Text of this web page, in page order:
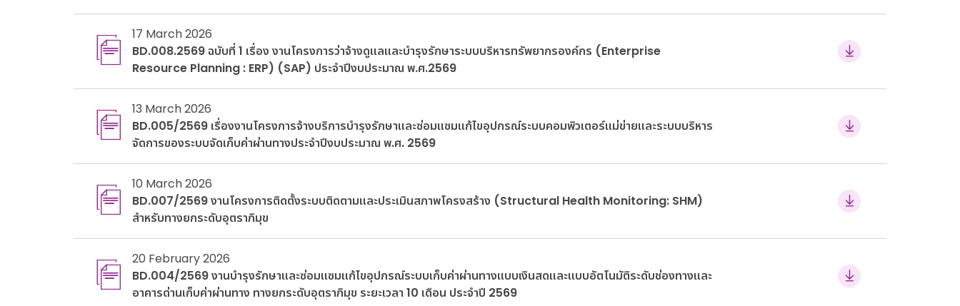
17 March 2026
BD.008.2569 ฉบับที่ 1 เรื่อง งานโครงการว่าจ้างดูแลและบำรุงรักษาระบบบริหารทรัพยากรองค์กร (Enterprise
Resource Planning : ERP) (SAP) ประจำปีงบประมาณ พ.ศ.2569
13 March 2026
BD.005/2569 เรื่องงานโครงการจ้างบริการบำรุงรักษาและซ่อมแซมแก้ไขอุปกรณ์ระบบคอมพิวเตอร์แม่ข่ายและระบบบริหาร
จัดการของระบบจัดเก็บค่าผ่านทางประจำปีงบประมาณ พ.ศ. 2569
10 March 2026
BD.007/2569 งานโครงการติดตั้งระบบติดตามและประเมินสภาพโครงสร้าง (Structural Health Monitoring: SHM)
สำหรับทางยกระดับอุตราภิมุข
20 February 2026
BD.004/2569 งานบำรุงรักษาและซ่อมแซมแก้ไขอุปกรณ์ระบบเก็บค่าผ่านทางแบบเงินสดและแบบอัตโนมัติระดับช่องทางและ
อาคารด่านเก็บค่าผ่านทาง ทางยกระดับอุตราภิมุข ระยะเวลา 10 เดือน ประจำปี 2569